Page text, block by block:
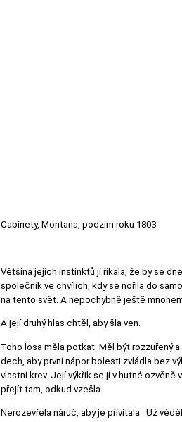
Cabinety, Montana, podzim roku 1803
Většina jejích instinktů jí říkala, že by se
společník ve chvílích, kdy se nořila do
na tento svět. A nepochybně ještě
A její druhý hlas chtěl, aby šla ven.
Toho losa měla potkat. Měl být rozzuřený
dech, aby první nápor bolesti zvládla bez
vlastní krev. Její výkřik se jí v hutné
přejít tam, odkud vzešla.
Nerozevřela náruč, aby je přivítala. Už